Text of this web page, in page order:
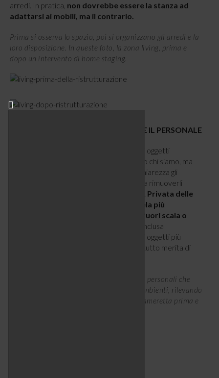
arredi. In pratica, non dovrebbe essere la stanza ad
adattarsi ai mobili, ma il contrario.
Prima si osserva lo spazio, poi si organizzano gli arredi e la
loro disposizione. In queste foto, la zona living, prima e
dopo un intervento di home staging.
2- FARE UN ESPERIMENTO: TOGLIERE IL PERSONALE
Foto di famiglia, souvenir, calamite, piccoli oggetti
decorativi. Sono elementi che raccontano chi siamo, ma
che a volte impediscono di leggere con chiarezza gli
ambienti. Il consiglio è semplice: provare a rimuoverli
Privata delle
componenti più personali, la casa rivela più
facilmente eventuali squilibri, mobili fuori scala o
Una volta conclusa
l’osservazione, si possono reintrodurre gli oggetti più
significativi. Spesso ci si accorge che non tutto merita di
Rimuovere temporaneamente gli elementi personali che
parlano di noi aiuta a leggere meglio gli ambienti, rilevando
squilibri e accumuli. In queste foto, una cameretta prima e